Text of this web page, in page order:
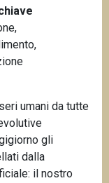
,
,
umani da tutte
gli
dalla
il nostro